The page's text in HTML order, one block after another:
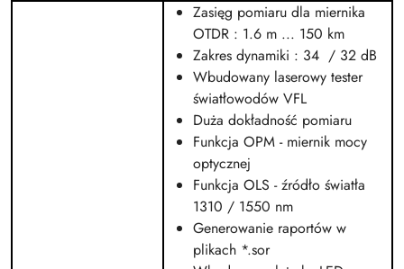
Zasięg pomiaru dla miernika
OTDR : 1.6 m ... 150 km
Zakres dynamiki : 34 / 32 dB
Wbudowany laserowy tester
światłowodów VFL
Duża dokładność pomiaru
Funkcja OPM - miernik mocy
optycznej
Funkcja OLS - źródło światła
1310 / 1550 nm
Generowanie raportów w
plikach *.sor